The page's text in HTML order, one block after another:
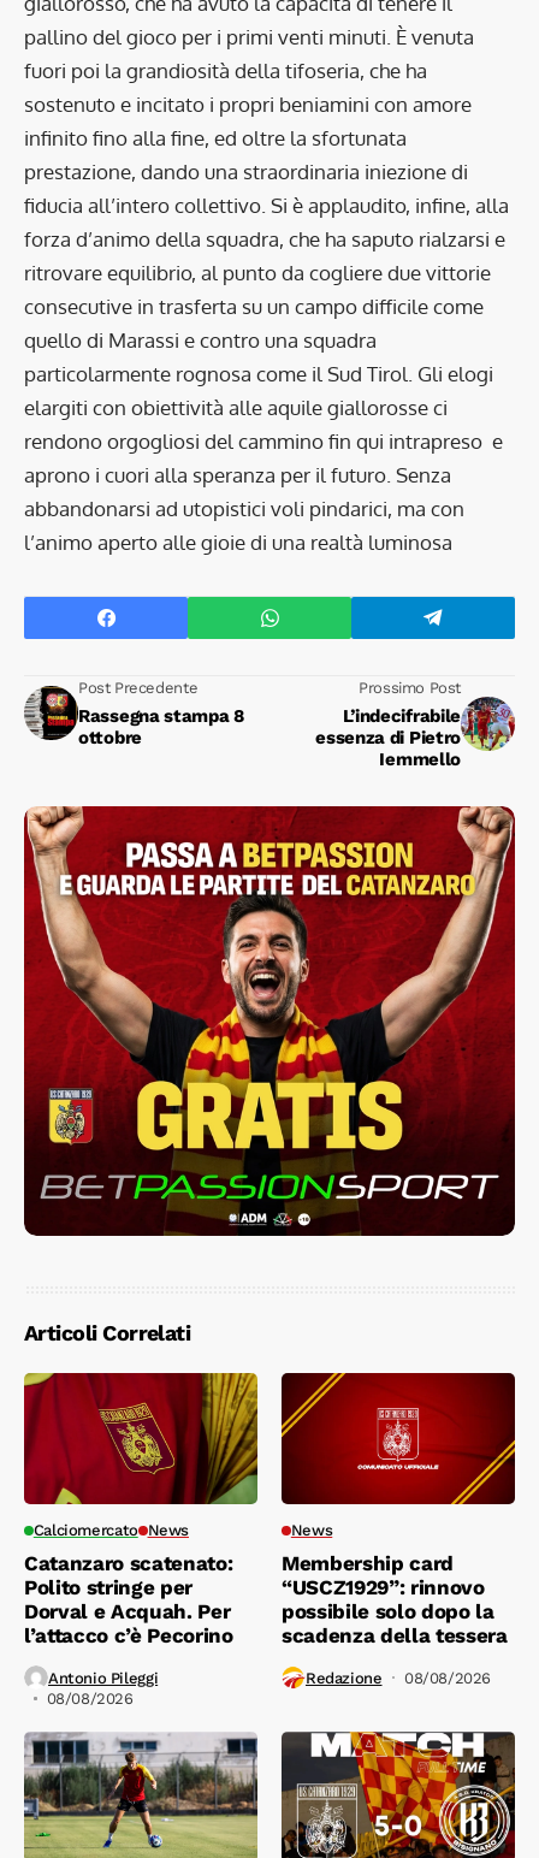
pallino del gioco per i primi venti minuti. È venuta
fuori poi la grandiosità della tifoseria, che ha
sostenuto e incitato i propri beniamini con amore
infinito fino alla fine, ed oltre la sfortunata
prestazione, dando una straordinaria iniezione di
fiducia all’intero collettivo. Si è applaudito, infine, alla
forza d’animo della squadra, che ha saputo rialzarsi e
ritrovare equilibrio, al punto da cogliere due vittorie
consecutive in trasferta su un campo difficile come
quello di Marassi e contro una squadra
particolarmente rognosa come il Sud Tirol. Gli elogi
elargiti con obiettività alle aquile giallorosse ci
rendono orgogliosi del cammino fin qui intrapreso e
aprono i cuori alla speranza per il futuro. Senza
abbandonarsi ad utopistici voli pindarici, ma con
l’animo aperto alle gioie di una realtà luminosa
Post Precedente
Rassegna stampa 8
ottobre
Prossimo Post
L’indecifrabile
essenza di Pietro
Iemmello
Articoli Correlati
Calciomercato News
Catanzaro scatenato:
Polito stringe per
Dorval e Acquah. Per
l’attacco c’è Pecorino
Antonio Pileggi
08/08/2026
News
Membership card
“USCZ1929”: rinnovo
possibile solo dopo la
scadenza della tessera
Redazione 08/08/2026